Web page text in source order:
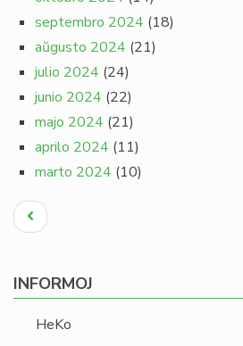
septembro 2024 (18)
aŭgusto 2024 (21)
julio 2024 (24)
junio 2024 (22)
majo 2024 (21)
aprilo 2024 (11)
marto 2024 (10)
Pagination
Antaŭa
paĝo
INFORMOJ
HeKo